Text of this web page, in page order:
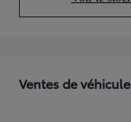
Ventes de